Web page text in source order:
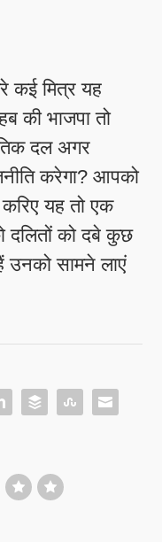
कई मित्र यह
की भाजपा तो
दल अगर
करेगा? आपको
यह तो एक
दलितों को दबे कुछ
उनको सामने लाएं